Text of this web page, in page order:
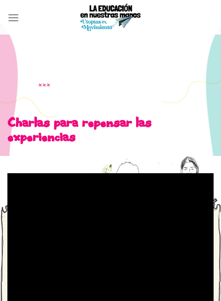
Charlas para repensar las
experiencias